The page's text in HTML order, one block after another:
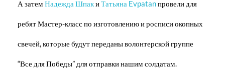
А затем Надежда ШпакиТатьяна Evpatanпровели для
ребят Мастер-класс по изготовлению и росписи окопных
свечей, которые будут переданы волонтерской группе
“Все для Победы” для отправки нашим солдатам.